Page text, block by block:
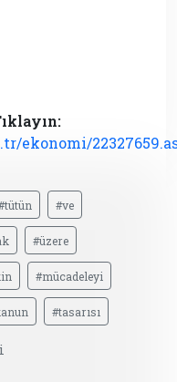
ekonomi/
#ve
#üzere
#mücadeleyi
#tasarısı